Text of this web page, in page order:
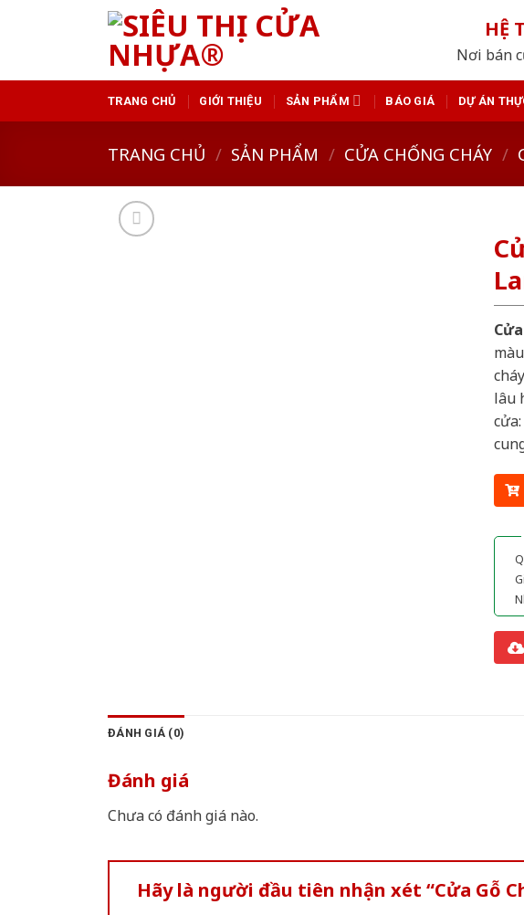
HỆ
Nơi bán
TRANG CHỦ GIỚI THIỆU SẢN PHẨM BÁO GIÁ DỰ ÁN
TRANG CHỦ / SẢN PHẨM / CỬA CHỐNG CHÁY /
lâu
ĐÁNH GIÁ (0)
Đánh giá
Chưa có đánh giá nào.
Hãy là người đầu tiên nhận xét “Cửa Gỗ